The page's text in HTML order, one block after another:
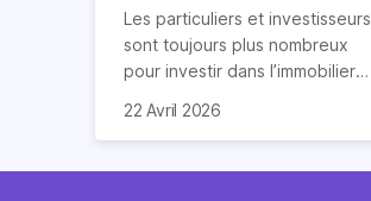
tout !
Les particuliers et investisseurs
sont toujours plus nombreux
pour investir dans l’immobilier
expliquons tout dans cet
22 Avril 2026